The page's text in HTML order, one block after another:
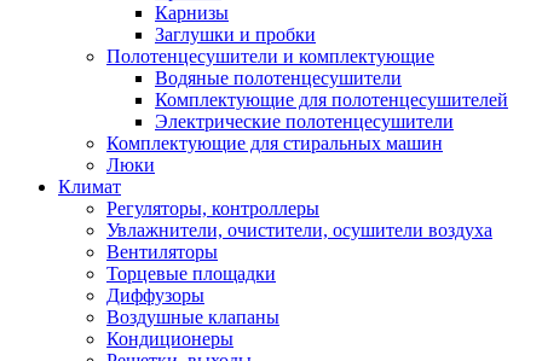
Карнизы
Заглушки и пробки
Полотенцесушители и комплектующие
Водяные полотенцесушители
Комплектующие для полотенцесушителей
Электрические полотенцесушители
Комплектующие для стиральных машин
Люки
Климат
Регуляторы, контроллеры
Увлажнители, очистители, осушители воздуха
Вентиляторы
Торцевые площадки
Диффузоры
Воздушные клапаны
Кондиционеры